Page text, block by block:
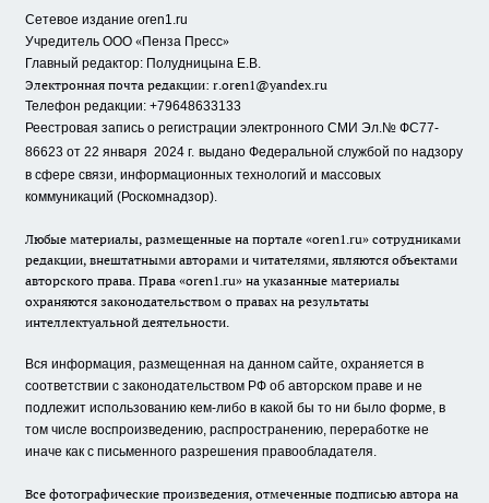
Сетевое издание oren1.ru
Учредитель ООО «Пенза Пресс»
Главный редактор: Полудницына Е.В.
Электронная почта редакции: r.oren1@yandex.ru
Телефон редакции: +79648633133
Реестровая запись о регистрации электронного СМИ Эл.№ ФС77-
86623 от 22 января 2024 г. выдано Федеральной службой по надзору
в сфере связи, информационных технологий и массовых
коммуникаций (Роскомнадзор).
Любые материалы, размещенные на портале «oren1.ru» сотрудниками
редакции, внештатными авторами и читателями, являются объектами
авторского права. Права «oren1.ru» на указанные материалы
охраняются законодательством о правах на результаты
интеллектуальной деятельности.
Вся информация, размещенная на данном сайте, охраняется в
соответствии с законодательством РФ об авторском праве и не
подлежит использованию кем-либо в какой бы то ни было форме, в
том числе воспроизведению, распространению, переработке не
иначе как с письменного разрешения правообладателя.
Все фотографические произведения, отмеченные подписью автора на